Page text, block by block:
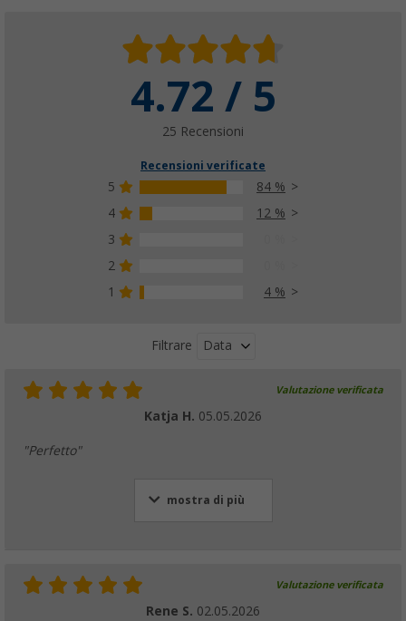
4.72 / 5
25 Recensioni
Recensioni verificate
5
84 %
4
12 %
3
2
1
4 %
Filtrare Data
Valutazione verificata
Katja H. 05.05.2026
"Perfetto"
mostra di più
Valutazione verificata
Rene S. 02.05.2026